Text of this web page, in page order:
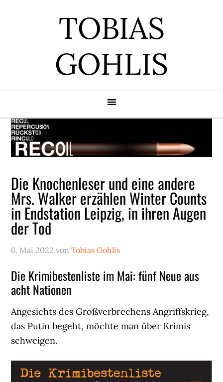
TOBIAS
GOHLIS
Die Knochenleser und eine andere
Mrs. Walker erzählen Winter Counts
in Endstation Leipzig, in ihren Augen
der Tod
6. Mai 2022 vonTobias Gohlis
Die Krimibestenliste im Mai: fünf Neue aus
acht Nationen
Angesichts des Großverbrechens Angriffskrieg,
das Putin begeht, möchte man über Krimis
schweigen.